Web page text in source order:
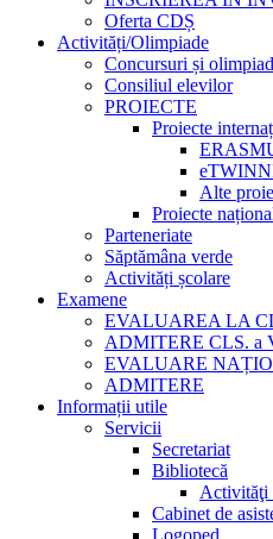
Oferta CDȘ
Activități/Olimpiade
Concursuri și
Consiliul elevilor
PROIECTE
Proiecte
Alte
Proiecte
Parteneriate
Săptămâna verde
Activități școlare
Examene
EVALUAREA LA
ADMITERE CLS. a
EVALUARE
ADMITERE
Informații utile
Servicii
Secretariat
Bibliotecă
Activităţi
Cabinet de
Logoped